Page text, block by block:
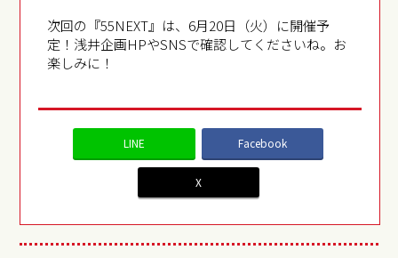
次回の『55NEXT』は、6月20日（火）に開催予
定！浅井企画HPやSNSで確認してくださいね。お
楽しみに！
LINE Facebook
X